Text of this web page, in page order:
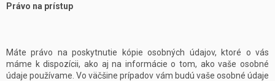
Právo na prístup
Máte právo na poskytnutie kópie osobných údajov, ktoré o vás
máme k dispozícii, ako aj na informácie o tom, ako vaše osobné
údaje používame. Vo väčšine prípadov vám budú vaše osobné údaje